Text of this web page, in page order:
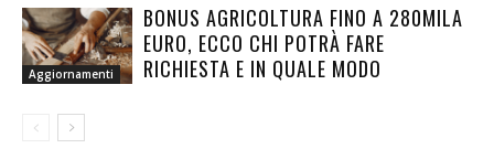
Aggiornamenti
BONUS AGRICOLTURA FINO A 280MILA
EURO, ECCO CHI POTRÀ FARE
RICHIESTA E IN QUALE MODO